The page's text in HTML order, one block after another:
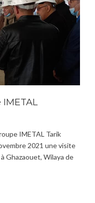
IMETAL Tarik
2021 une visite
Ghazaouet, Wilaya de